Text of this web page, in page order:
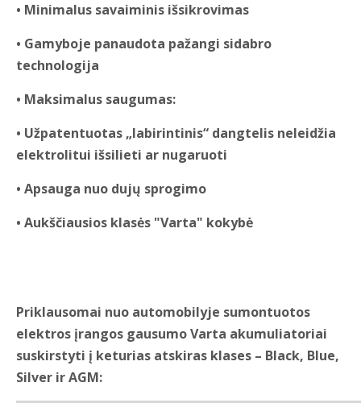
• Minimalus savaiminis išsikrovimas
• Gamyboje panaudota pažangi sidabro
technologija
• Maksimalus saugumas:
• Užpatentuotas „labirintinis“ dangtelis neleidžia
elektrolitui išsilieti ar nugaruoti
• Apsauga nuo dujų sprogimo
• Aukščiausios klasės "Varta" kokybė
Priklausomai nuo automobilyje sumontuotos
elektros įrangos gausumo Varta akumuliatoriai
suskirstyti į keturias atskiras klases – Black, Blue,
Silver ir AGM: